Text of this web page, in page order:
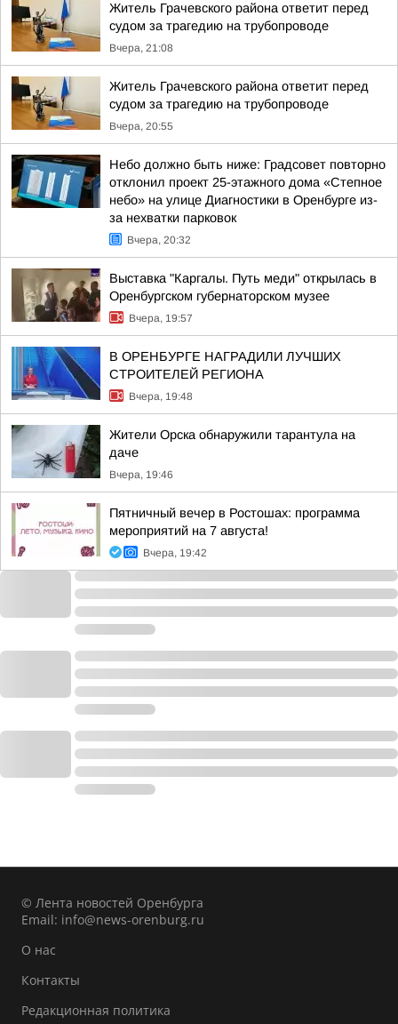
Житель Грачевского района ответит перед
судом за трагедию на трубопроводе
Вчера, 21:08
Житель Грачевского района ответит перед
судом за трагедию на трубопроводе
Вчера, 20:55
Небо должно быть ниже: Градсовет повторно
отклонил проект 25-этажного дома «Степное
небо» на улице Диагностики в Оренбурге из-
за нехватки парковок
Вчера, 20:32
Выставка "Каргалы. Путь меди" открылась в
Оренбургском губернаторском музее
Вчера, 19:57
В ОРЕНБУРГЕ НАГРАДИЛИ ЛУЧШИХ
СТРОИТЕЛЕЙ РЕГИОНА
Вчера, 19:48
Жители Орска обнаружили тарантула на
даче
Вчера, 19:46
Пятничный вечер в Ростошах: программа
мероприятий на 7 августа!
Вчера, 19:42
© Лента новостей Оренбурга
Email: info@news-orenburg.ru
О нас
Контакты
Редакционная политика